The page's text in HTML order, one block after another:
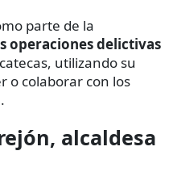
parte de la
operaciones delictivas
utilizando su
o colaborar con los
alcaldesa